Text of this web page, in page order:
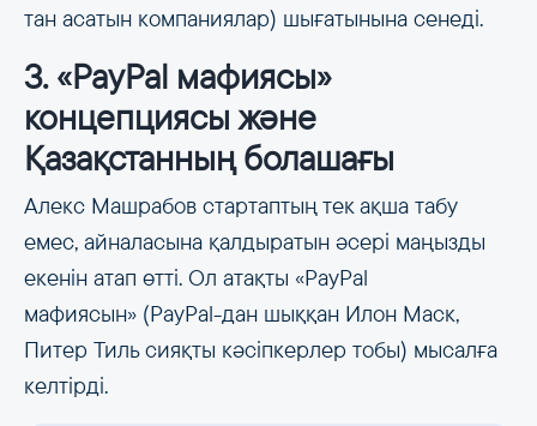
тан асатын компаниялар) шығатынына сенеді.
3. «PayPal мафиясы»
концепциясы және
Қазақстанның болашағы
Алекс Машрабов стартаптың тек ақша табу
емес, айналасына қалдыратын әсері маңызды
екенін атап өтті. Ол атақты «PayPal
мафиясын» (PayPal-дан шыққан Илон Маск,
Питер Тиль сияқты кәсіпкерлер тобы) мысалға
келтірді.